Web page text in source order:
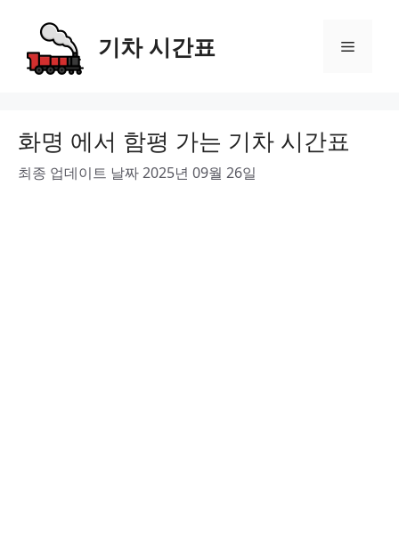
content
기차 시간표 Menu
화명 에서 함평 가는 기차 시간표
최종 업데이트 날짜 2025년 09월 26일